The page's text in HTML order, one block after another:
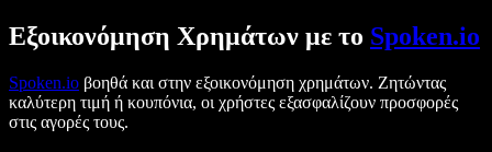
Εξοικονόμηση Χρημάτων με το Spoken.io
Spoken.io βοηθά και στην εξοικονόμηση χρημάτων. Ζητώντας
καλύτερη τιμή ή κουπόνια, οι χρήστες εξασφαλίζουν προσφορές
στις αγορές τους.